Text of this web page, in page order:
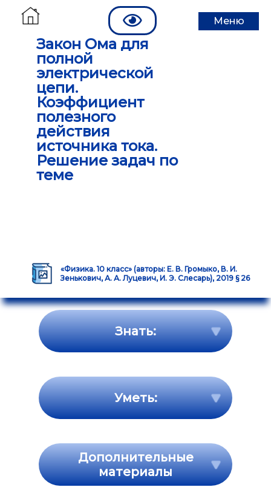
Закон Ома для
полной
электрической
цепи.
Коэффициент
полезного
действия
источника тока.
Решение задач по
теме
Меню
«Физика. 10 класс» (авторы: Е. В. Громыко, В. И.
Зенькович, А. А. Луцевич, И. Э. Слесарь), 2019 § 26
Знать:
Уметь:
Дополнительные
материалы